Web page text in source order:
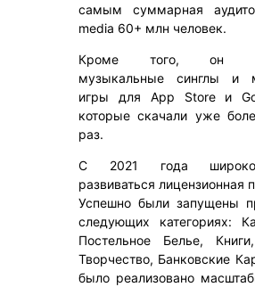
самым суммарная
media 60+ млн человек.
Кроме того, он
музыкальные синглы и
игры для App Store и
которые скачали уже
раз.
С 2021 года
развиваться лицензионная
Успешно были запущены
следующих категориях:
Постельное Белье,
Творчество, Банковские
было реализовано